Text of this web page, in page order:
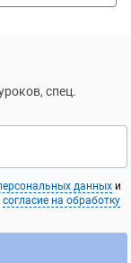
для меня
лекций по
напрочь
спец.
данных и
согласие на обработку